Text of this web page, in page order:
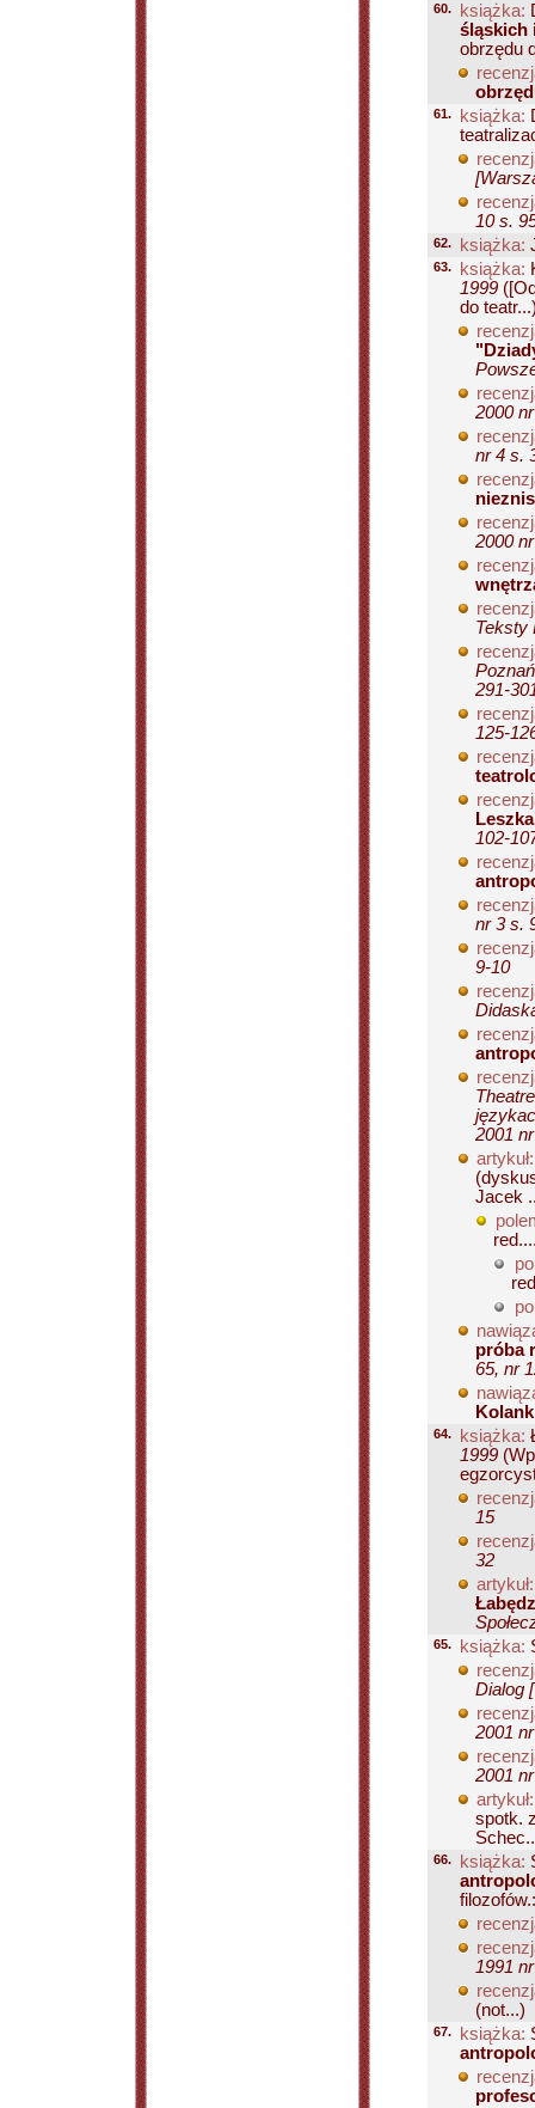
60. książka:
śląskich
obrzędu
61. książka:
10 s.
62. książka:
63. książka:
1999
do
2000
nr 4 s.
2000
Teksty
291-
125-
102-
nr 3 s.
9-10
2001
artykuł:
Jacek
próba
65, nr
64. książka:
1999
15
32
artykuł:
65. książka:
Dialog
2001
2001
artykuł:
spotk.
66. książka:
1991
(not...)
67. książka: